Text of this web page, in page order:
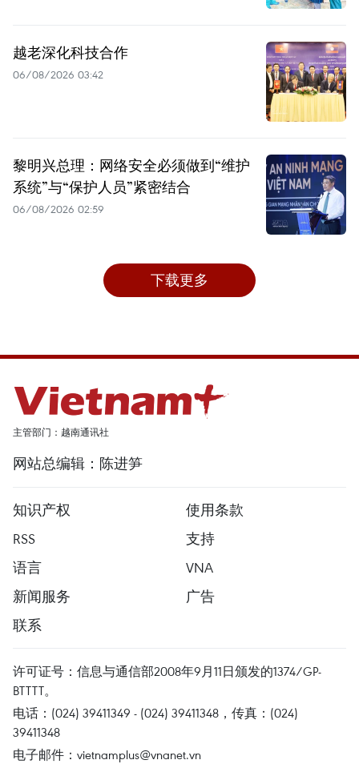
越老深化科技合作
06/08/2026 03:42
黎明兴总理：网络安全必须做到“维护
系统”与“保护人员”紧密结合
06/08/2026 02:59
下载更多
主管部门：越南通讯社
网站总编辑：陈进笋
知识产权
使用条款
RSS
支持
语言
VNA
新闻服务
广告
联系
许可证号：信息与通信部2008年9月11日颁发的1374/GP-
BTTTT。
电话：(024) 39411349 - (024) 39411348，传真：(024)
39411348
电子邮件： vietnamplus@vnanet.vn